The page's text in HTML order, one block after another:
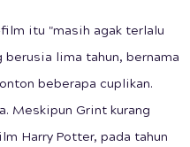
itu "masih agak terlalu
berusia lima tahun, bernama
beberapa cuplikan.
Meskipun Grint kurang
Harry Potter, pada tahun